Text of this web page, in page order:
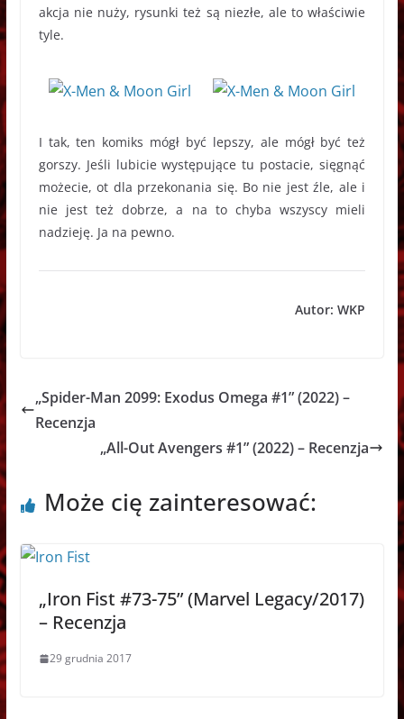
akcja nie nuży, rysunki też są niezłe, ale to właściwie
tyle.
I tak, ten komiks mógł być lepszy, ale mógł być też
gorszy. Jeśli lubicie występujące tu postacie, sięgnąć
możecie, ot dla przekonania się. Bo nie jest źle, ale i
nie jest też dobrze, a na to chyba wszyscy mieli
nadzieję. Ja na pewno.
Autor: WKP
„Spider-Man 2099: Exodus Omega #1” (2022) –
Recenzja
„All-Out Avengers #1” (2022) – Recenzja
Może cię zainteresować:
„Iron Fist #73-75” (Marvel Legacy/2017)
– Recenzja
29 grudnia 2017